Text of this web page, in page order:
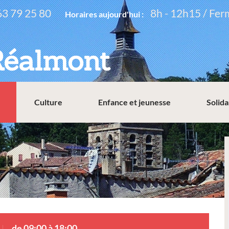
79 25 80 Horaires aujourd'hui : 8h - 12h15 /
Culture Enfance et jeunesse